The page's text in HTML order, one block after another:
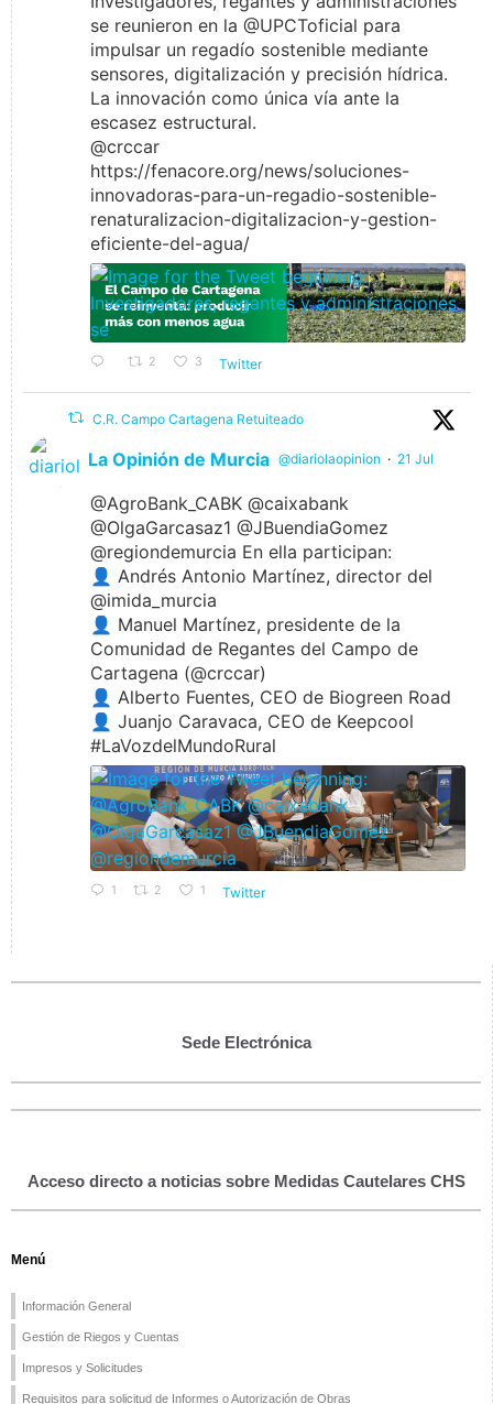
se reunieron en la @UPCToficial para
impulsar un regadío sostenible mediante
sensores, digitalización y precisión hídrica.
La innovación como única vía ante la
escasez estructural.
@crccar
https://fenacore.org/news/soluciones-
innovadoras-para-un-regadio-sostenible-
renaturalizacion-digitalizacion-y-gestion-
eficiente-del-agua/
2 3 Twitter
C.R. Campo Cartagena Retuiteado
La Opinión de Murcia @diariolaopinion · 21 Jul
@AgroBank_CABK @caixabank
@OlgaGarcasaz1 @JBuendiaGomez
@regiondemurcia En ella participan:
👤 Andrés Antonio Martínez, director del
@imida_murcia
👤 Manuel Martínez, presidente de la
Comunidad de Regantes del Campo de
Cartagena (@crccar)
👤 Alberto Fuentes, CEO de Biogreen Road
👤 Juanjo Caravaca, CEO de Keepcool
#LaVozdelMundoRural
1 2 1 Twitter
Sede Electrónica
Acceso directo a noticias sobre Medidas Cautelares CHS
Menú
Información General
Gestión de Riegos y Cuentas
Impresos y Solicitudes
Requisitos para solicitud de Informes o Autorización de Obras